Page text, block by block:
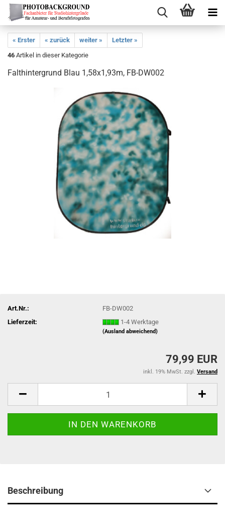
« Erster « zurück weiter »
Letzter »
46 Artikel in dieser Kategorie
Falthintergrund Blau 1,58x1,93m, FB-DW002
Art.Nr.:
FB-DW002
Lieferzeit:
1-4 Werktage
(Ausland abweichend)
79,99 EUR
inkl. 19% MwSt. zzgl. Versand
Beschreibung